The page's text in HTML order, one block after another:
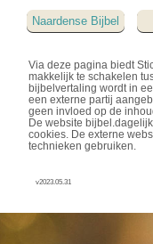
Naardense Bijbel
Via deze pagina biedt
makkelijk te schakelen
bijbelvertaling wordt in
een externe partij
geen invloed op de
De website
cookies. De externe
technieken gebruiken.
v2023.05.31